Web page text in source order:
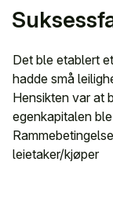
Det ble etablert
hadde små
Hensikten var at
egenkapitalen
leietaker/kjøper